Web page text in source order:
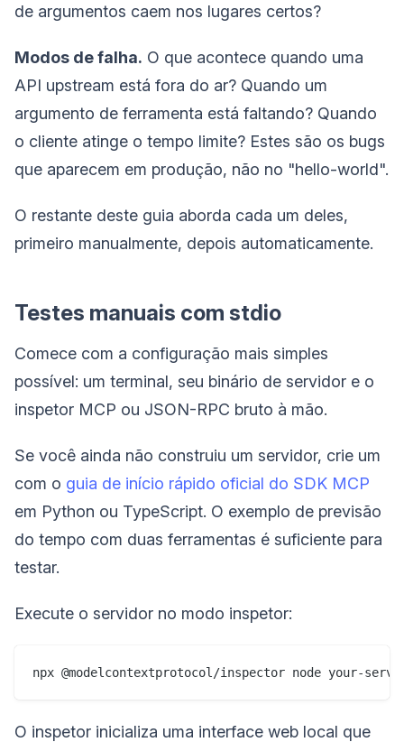
de argumentos caem nos lugares certos?
Modos de falha. O que acontece quando uma
API upstream está fora do ar? Quando um
argumento de ferramenta está faltando? Quando
o cliente atinge o tempo limite? Estes são os bugs
que aparecem em produção, não no "hello-world".
O restante deste guia aborda cada um deles,
primeiro manualmente, depois automaticamente.
Testes manuais com stdio
Comece com a configuração mais simples
possível: um terminal, seu binário de servidor e o
inspetor MCP ou JSON-RPC bruto à mão.
Se você ainda não construiu um servidor, crie um
com o guia de início rápido oficial do SDK MCP
em Python ou TypeScript. O exemplo de previsão
do tempo com duas ferramentas é suficiente para
testar.
Execute o servidor no modo inspetor:
O inspetor inicializa uma interface web local que